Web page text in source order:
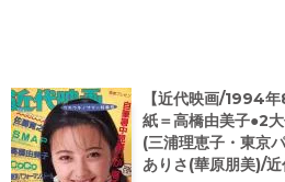
【近代映画/1994
紙＝高橋由美子●2
(三浦理恵子・東京
ありさ(華原朋美)/